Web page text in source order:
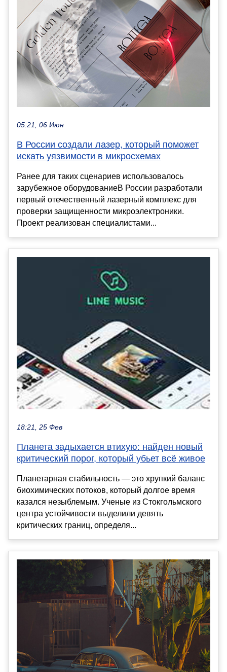
05:21, 06 Июн
В России создали лазер, который поможет
искать уязвимости в микросхемах
Ранее для таких сценариев использовалось
зарубежное оборудованиеВ России разработали
первый отечественный лазерный комплекс для
проверки защищенности микроэлектроники.
Проект реализован специалистами...
18:21, 25 Фев
Планета задыхается втихую: найден новый
критический порог, который убьет всё живое
Планетарная стабильность — это хрупкий баланс
биохимических потоков, который долгое время
казался незыблемым. Ученые из Стокгольмского
центра устойчивости выделили девять
критических границ, определя...